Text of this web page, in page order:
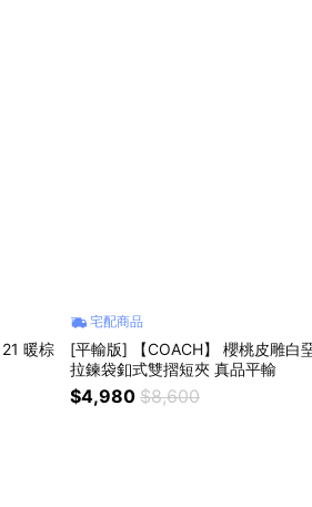
暖棕
宅配商品
[平輸版] 【COACH】 櫻桃皮雕白
拉鍊袋釦式雙摺短夾 真品平輸
$4,980 $8,600